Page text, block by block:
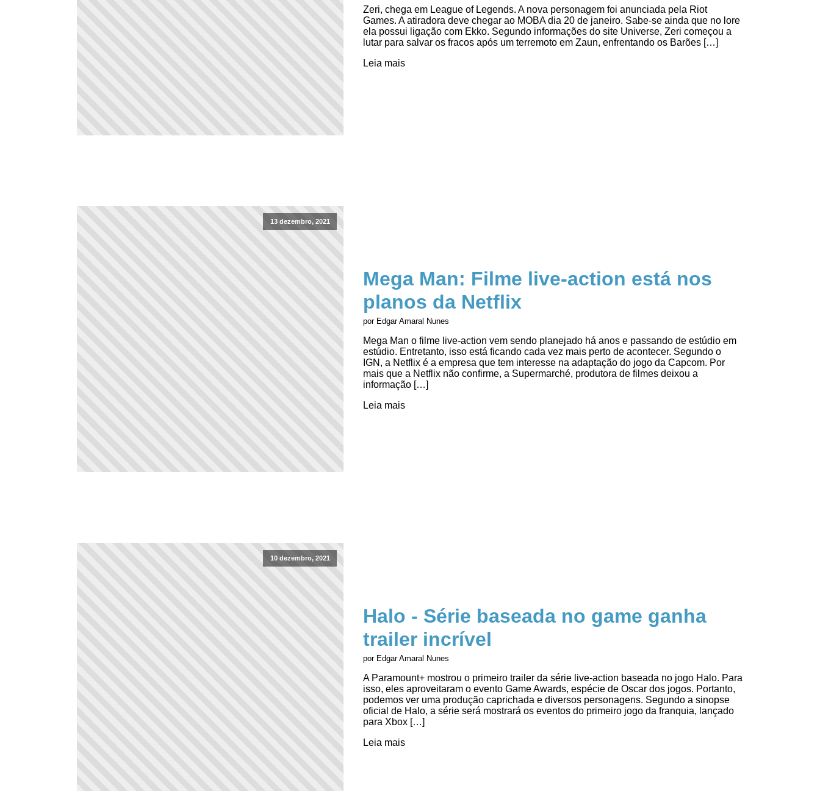
Zeri, chega em League of Legends. A nova personagem foi anunciada pela Riot
Games. A atiradora deve chegar ao MOBA dia 20 de janeiro. Sabe-se ainda que no lore
ela possui ligação com Ekko. Segundo informações do site Universe, Zeri começou a
lutar para salvar os fracos após um terremoto em Zaun, enfrentando os Barões […]
Leia mais
13 dezembro, 2021
Mega Man: Filme live-action está nos
planos da Netflix
por Edgar Amaral Nunes
Mega Man o filme live-action vem sendo planejado há anos e passando de estúdio em
estúdio. Entretanto, isso está ficando cada vez mais perto de acontecer. Segundo o
IGN, a Netflix é a empresa que tem interesse na adaptação do jogo da Capcom. Por
mais que a Netflix não confirme, a Supermarché, produtora de filmes deixou a
informação […]
Leia mais
10 dezembro, 2021
Halo - Série baseada no game ganha
trailer incrível
por Edgar Amaral Nunes
A Paramount+ mostrou o primeiro trailer da série live-action baseada no jogo Halo. Para
isso, eles aproveitaram o evento Game Awards, espécie de Oscar dos jogos. Portanto,
podemos ver uma produção caprichada e diversos personagens. Segundo a sinopse
oficial de Halo, a série será mostrará os eventos do primeiro jogo da franquia, lançado
para Xbox […]
Leia mais